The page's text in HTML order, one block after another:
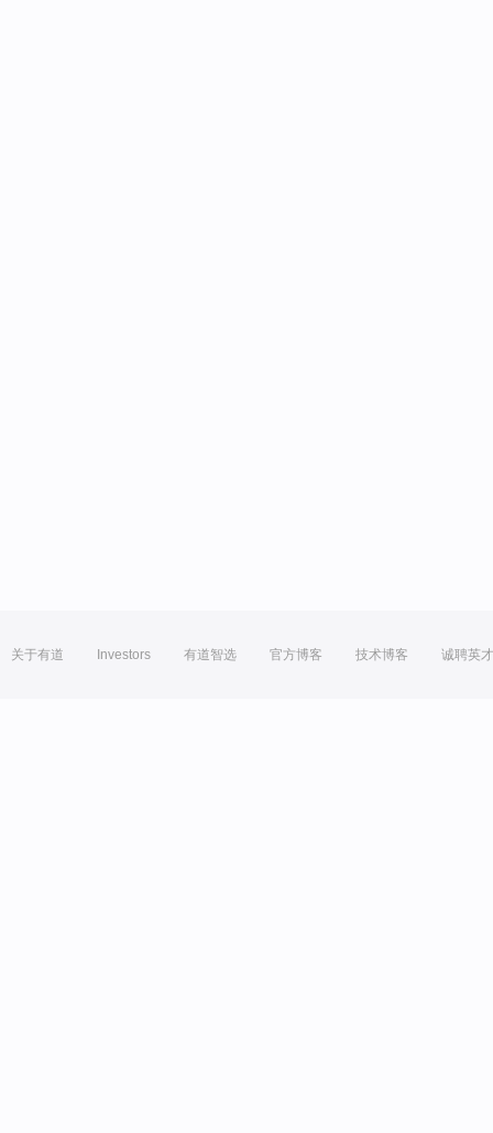
关于有道 Investors 有道智选 官方博客 技术博客 诚聘英才